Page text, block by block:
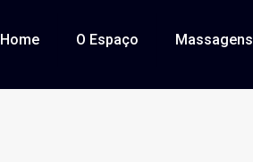
Home O Espaço Massagens